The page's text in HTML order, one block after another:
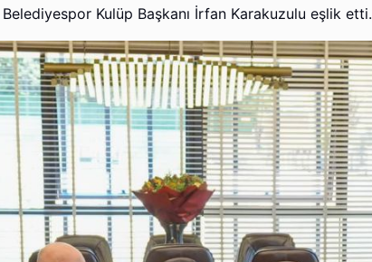
Kulüp Başkanı İrfan Karakuzulu eşlik etti.